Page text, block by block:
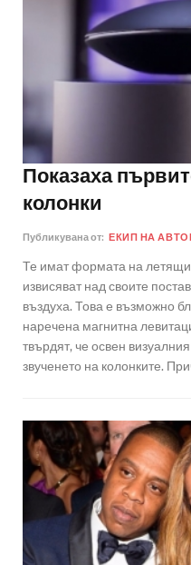
Показаха
колонки
Публикувана от: ЕКИП НА
Те имат формата на летящи
извисяват над своите
въздуха. Това е възможно
наречена магнитна
твърдят, че освен
звученето на колонките.